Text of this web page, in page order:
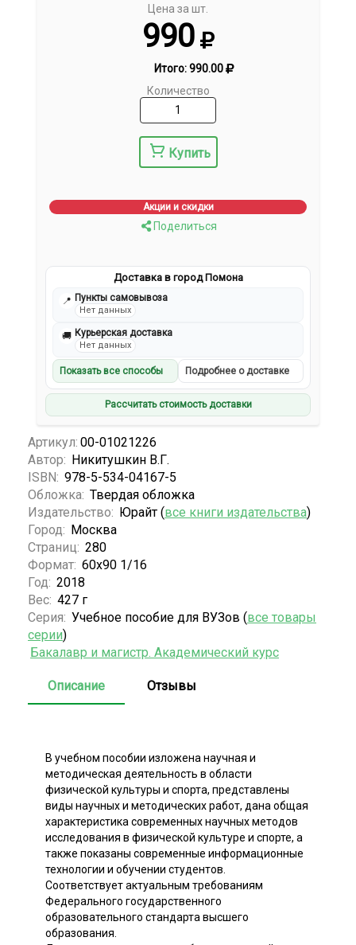
Цена за шт.
990
Итого:990.00
Количество
Купить
Акции и скидки
Поделиться
Доставка в город Помона
📍 Пункты самовывоза
Нет данных
🚚 Курьерская доставка
Нет данных
Показать все способы Подробнее о доставке
Рассчитать стоимость доставки
Артикул: 00-01021226
Автор: Никитушкин В.Г.
ISBN: 978-5-534-04167-5
Обложка: Твердая обложка
Издательство: Юрайт (все книги издательства)
Город: Москва
Страниц: 280
Формат: 60х90 1/16
Год: 2018
Вес: 427 г
Серия: Учебное пособие для ВУЗов (все товары
серии)
Бакалавр и магистр. Академический курс
Описание Отзывы
В учебном пособии изложена научная и
методическая деятельность в области
физической культуры и спорта, представлены
виды научных и методических работ, дана общая
характеристика современных научных методов
исследования в физической культуре и спорте, а
также показаны современные информационные
технологии и обучении студентов.
Соответствует актуальным требованиям
Федерального государственного
образовательного стандарта высшего
образования.